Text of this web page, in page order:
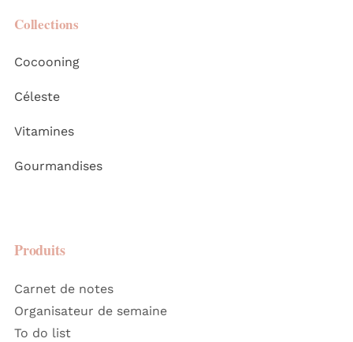
Collections
Cocooning
Céleste
Vitamines
Gourmandises
Produits
Carnet de notes
Organisateur de semaine
To do list